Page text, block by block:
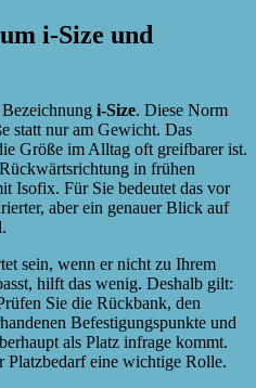
i-Size und
i-Size. Diese Norm
statt nur am Gewicht. Das
Größe im Alltag oft greifbarer ist.
in frühen
Isofix. Für Sie bedeutet das vor
aber ein genauer Blick auf
sein, wenn er nicht zu Ihrem
hilft das wenig. Deshalb gilt:
Sie die Rückbank, den
Befestigungspunkte und
als Platz infrage kommt.
Platzbedarf eine wichtige Rolle.